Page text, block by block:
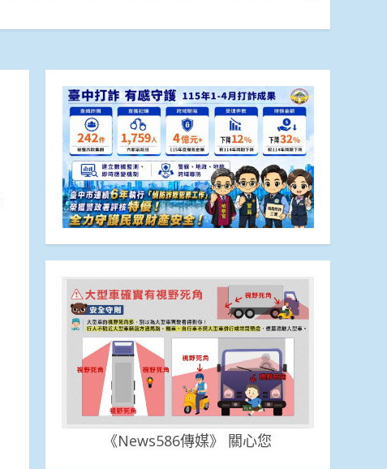
《News586傳媒》 關心您